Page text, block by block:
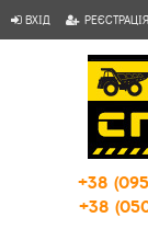
ВХІД РЕЄСТРАЦІЯ
+38
+38